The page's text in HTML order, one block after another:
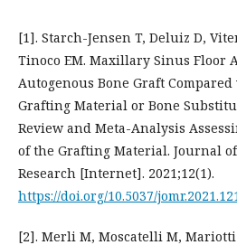
[1]. Starch-Jensen T, Deluiz D,
Tinoco EM. Maxillary Sinus Floor
Autogenous Bone Graft
Grafting Material or Bone
Review and Meta-Analysis
of the Grafting Material. Journal
Research [Internet]. 2021;12(1).
https://doi.org/10.5037/
[2]. Merli M, Moscatelli M,